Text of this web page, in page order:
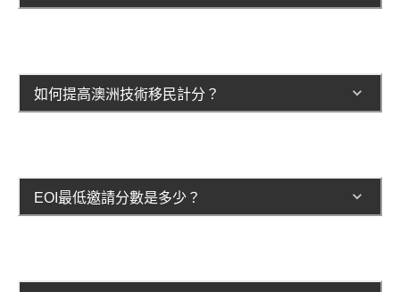
如何提高澳洲技術移民計分？
EOI最低邀請分數是多少？